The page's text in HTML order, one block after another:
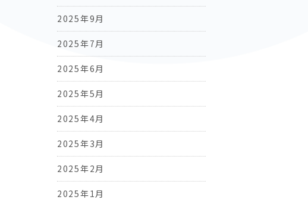
2025年9月
2025年7月
2025年6月
2025年5月
2025年4月
2025年3月
2025年2月
2025年1月